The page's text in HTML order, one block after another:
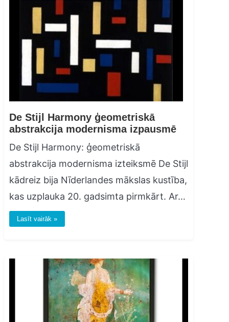
De Stijl Harmony ģeometriskā
abstrakcija modernisma izpausmē
De Stijl Harmony: ģeometriskā
abstrakcija modernisma izteiksmē De Stijl
kādreiz bija Nīderlandes mākslas kustība,
kas uzplauka 20. gadsimta pirmkārt. Ar…
Lasīt vairāk »